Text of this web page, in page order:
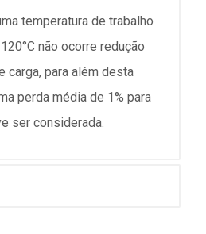
temperatura de trabalho
não ocorre redução
carga, para além desta
perda média de 1% para
ser considerada.